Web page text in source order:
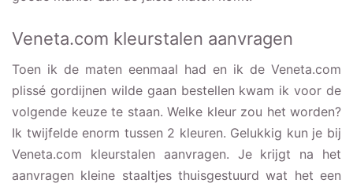
Veneta.com kleurstalen aanvragen
Toen ik de maten eenmaal had en ik de Veneta.com
plissé gordijnen wilde gaan bestellen kwam ik voor de
volgende keuze te staan. Welke kleur zou het worden?
Ik twijfelde enorm tussen 2 kleuren. Gelukkig kun je bij
Veneta.com kleurstalen aanvragen. Je krijgt na het
aanvragen kleine staaltjes thuisgestuurd wat het een